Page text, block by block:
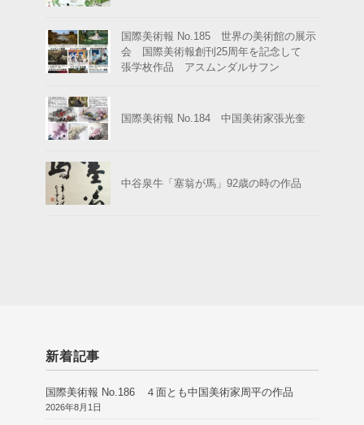
国際美術報 No.185 世界の美術館の展示
会 国際美術報創刊25周年を記念して
張学枚作品 アスムンダルサフン
国際美術報 No.184 中国美術家張光奎
中谷泉牛「塞翁が馬」92歳の時の作品
新着記事
国際美術報 No.186 ４面とも中国美術家周平の作品
2026年8月1日